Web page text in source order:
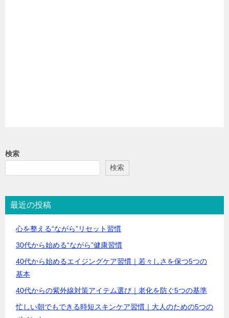
検索
検索
最近の投稿
心を整える“ながら”リセット習慣
30代から始める“ながら”健康習慣
40代から始めるエイジングケア習慣｜若々しさを保つ5つの
基本
40代からの紫外線対策アイテム選び｜老化を防ぐ5つの基準
忙しい朝でもできる時短スキンケア習慣｜大人のための5つの